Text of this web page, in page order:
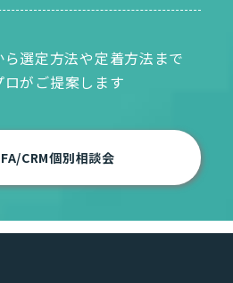
ら選定方法や定着方法まで
がご提案します
CRM個別相談会